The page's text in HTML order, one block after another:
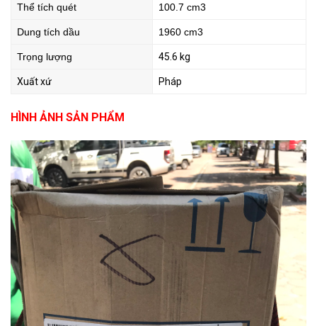
Thể tích quét 100.7 cm3
Dung tích dầu 1960 cm3
Trọng lượng 45.6 kg
Xuất xứ Pháp
HÌNH ẢNH SẢN PHẨM